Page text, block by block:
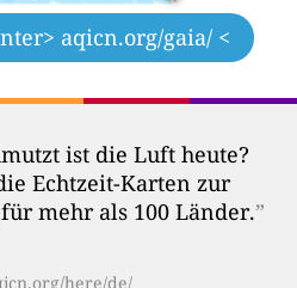
> aqicn.org/gaia/ <
ist die Luft heute?
Echtzeit-Karten zur
mehr als 100 Länder.”
here/de/